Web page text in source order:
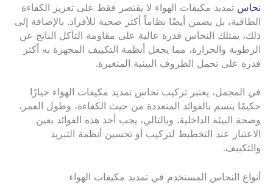
نحاس تمديد مكيفات الهواء لا يقتصر فقط على تعزيز الكفاءة
الطاقية، بل يضمن أيضًا نظاماً أكثر صحية للأفراد. بالإضافة إلى
ذلك، يمتلك النحاس قدرة عالية على مقاومة التآكل الناتج عن
الرطوبة والحرارة، مما يجعل أنظمة التكييف المجهزة به أكثر
قدرة على تحمل الظروف البيئية المتغيرة.
في المجمل، يعتبر تركيب نحاس تمديد مكيفات الهواء خيارًا
حكيمًا يتسم بالفوائد المتعددة من حيث الكفاءة، وطول العمر،
وصحة البيئة الداخلية. وبالتالي، يجب أخذ هذه الفوائد بعين
الاعتبار عند التخطيط لتركيب أو تحسين أنظمة التبريد
والتكييف.
أنواع النحاس المستخدم في تمديد مكيفات الهواء